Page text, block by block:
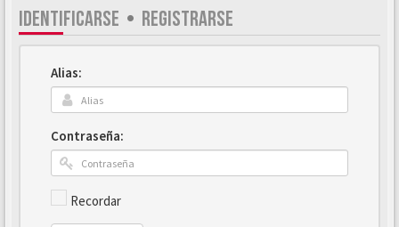
IDENTIFICARSE • REGISTRARSE
Alias:
Contraseña:
Recordar